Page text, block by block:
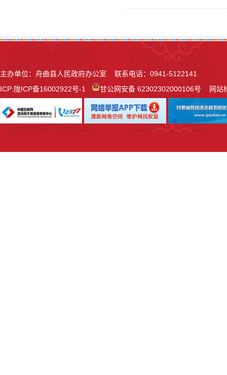
主办单位：舟曲县人民政府办公室 联系电话：0941-5122141
ICP:陇ICP备16002922号-1 甘公网安备 62302302000106号网站